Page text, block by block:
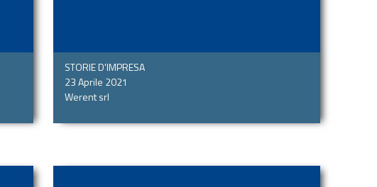
STORIE D'IMPRESA
23 Aprile 2021
Werent srl